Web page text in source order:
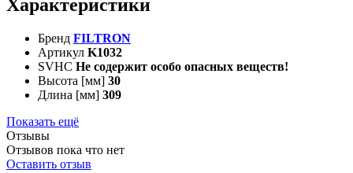
Характеристики
Бренд FILTRON
Артикул K1032
SVHC Не содержит особо опасных веществ!
Высота [мм] 30
Длина [мм] 309
Показать ещё
Отзывы
Отзывов пока что нет
Оставить отзыв